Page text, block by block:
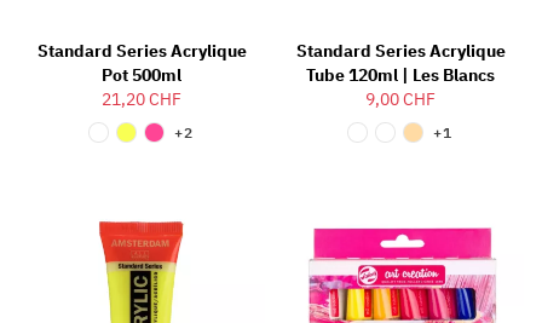
Standard Series Acrylique
Pot 500ml
21,20 CHF
+2
Standard Series Acrylique
Tube 120ml | Les Blancs
9,00 CHF
+1